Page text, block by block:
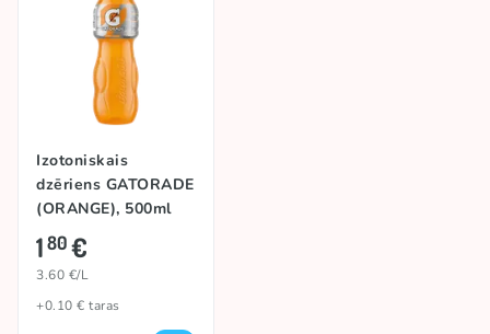
Izotoniskais
dzēriens GATORADE
(ORANGE), 500ml
180€
3.60 €/L
+0.10 € taras